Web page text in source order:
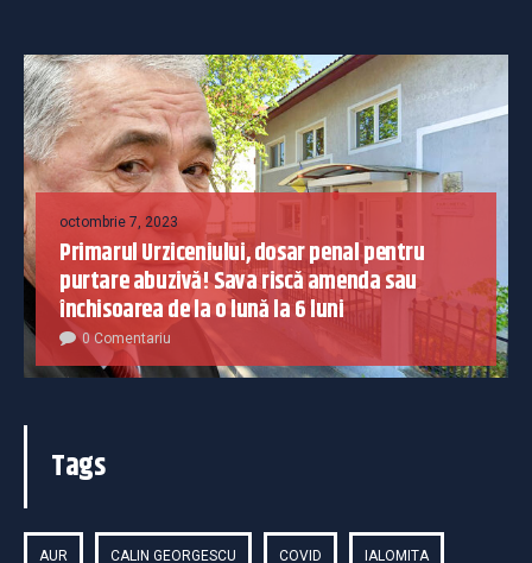
octombrie 7, 2023
Primarul Urziceniului, dosar penal pentru
purtare abuzivă! Sava riscă amenda sau
închisoarea de la o lună la 6 luni
0 Comentariu
Tags
AUR CALIN GEORGESCU COVID IALOMITA